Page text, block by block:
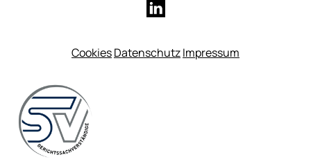
CookiesDatenschutzImpressum